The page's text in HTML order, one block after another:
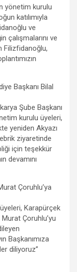
yönetim kurulu
katılımıyla
ve
çalışmalarını ve
Filizfidanoğlu,
Başkanı Bilal
Şube Başkanı
kurulu üyeleri,
yeniden Akyazı
ziyaretinde
için teşekkür
devamını
Çoruhlu’ya
Karapürçek
Çoruhlu’yu
Başkanımıza
diliyoruz”